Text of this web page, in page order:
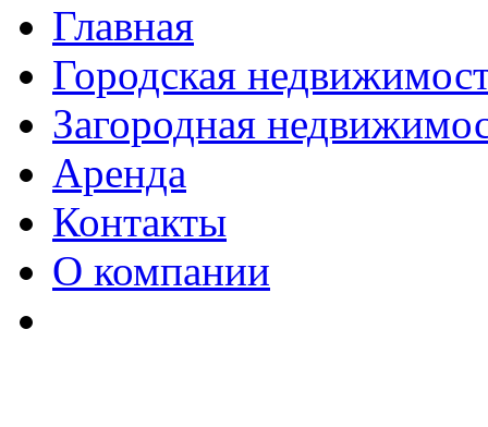
Главная
Городская
Загородная
Аренда
Контакты
О компании